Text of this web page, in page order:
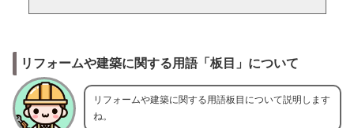
リフォームや建築に関する用語「板目」について
リフォームや建築に関する用語板目について説明します
ね。